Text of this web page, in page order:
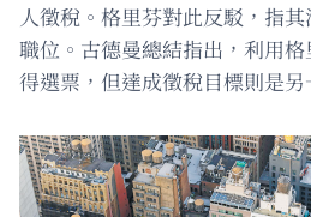
人徵稅。格里芬對此反駁，指
職位。古德曼總結指出，利用
得選票，但達成徵稅目標則是另